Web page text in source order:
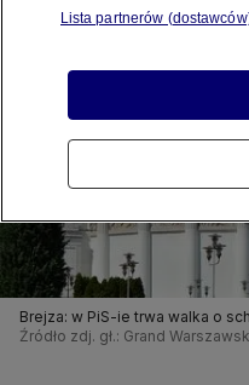
Brejza: w PiS-ie trwa walka o
Źródło zdj. gł.: Grand
Lista partnerów